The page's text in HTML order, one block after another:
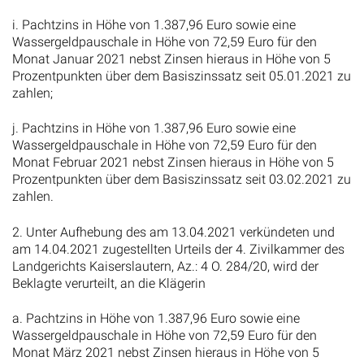
i. Pachtzins in Höhe von 1.387,96 Euro sowie eine
Wassergeldpauschale in Höhe von 72,59 Euro für den
Monat Januar 2021 nebst Zinsen hieraus in Höhe von 5
Prozentpunkten über dem Basiszinssatz seit 05.01.2021 zu
zahlen;
j. Pachtzins in Höhe von 1.387,96 Euro sowie eine
Wassergeldpauschale in Höhe von 72,59 Euro für den
Monat Februar 2021 nebst Zinsen hieraus in Höhe von 5
Prozentpunkten über dem Basiszinssatz seit 03.02.2021 zu
zahlen.
2. Unter Aufhebung des am 13.04.2021 verkündeten und
am 14.04.2021 zugestellten Urteils der 4. Zivilkammer des
Landgerichts Kaiserslautern, Az.: 4 O. 284/20, wird der
Beklagte verurteilt, an die Klägerin
a. Pachtzins in Höhe von 1.387,96 Euro sowie eine
Wassergeldpauschale in Höhe von 72,59 Euro für den
Monat März 2021 nebst Zinsen hieraus in Höhe von 5